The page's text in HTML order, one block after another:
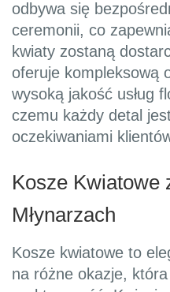
odbywa się
ceremonii, co
kwiaty zostaną
oferuje kompleksową
wysoką jakość usług
czemu każdy detal
oczekiwaniami
Kosze Kwiatowe
Młynarzach
Kosze kwiatowe to
na różne okazje,